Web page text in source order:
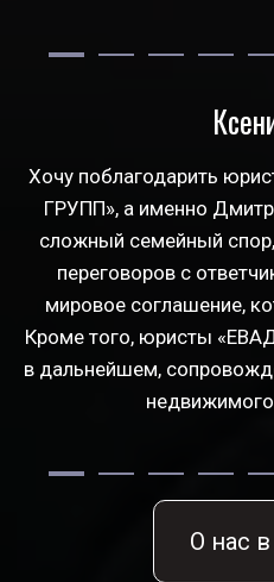
Хочу поблагодарить
ГРУПП», а именно
сложный семейный
переговоров с
мировое соглашение,
Кроме того, юристы
в дальнейшем,
О нас